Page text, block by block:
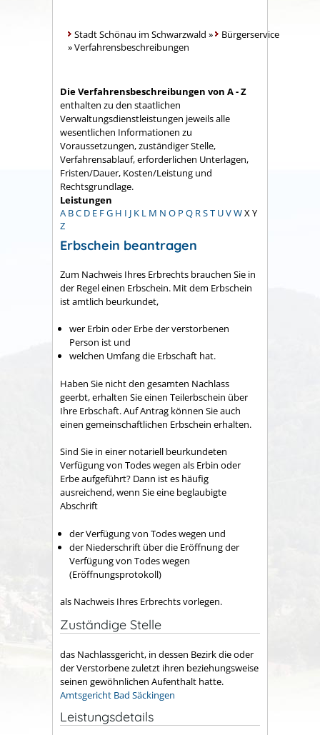
Stadt Schönau im Schwarzwald »
Bürgerservice
»Verfahrensbeschreibungen
Die Verfahrensbeschreibungen von A - Z
enthalten zu den staatlichen
Verwaltungsdienstleistungen jeweils alle
wesentlichen Informationen zu
Voraussetzungen, zuständiger Stelle,
Verfahrensablauf, erforderlichen Unterlagen,
Fristen/Dauer, Kosten/Leistung und
Rechtsgrundlage.
Leistungen
A BC D E FG H I J K L M N O P Q RST UVWX Y
Z
Erbschein beantragen
Zum Nachweis Ihres Erbrechts brauchen Sie in
der Regel einen Erbschein. Mit dem Erbschein
ist amtlich beurkundet,
wer Erbin oder Erbe der verstorbenen
Person ist und
welchen Umfang die Erbschaft hat.
Haben Sie nicht den gesamten Nachlass
geerbt, erhalten Sie einen Teilerbschein über
Ihre Erbschaft. Auf Antrag können Sie auch
einen gemeinschaftlichen Erbschein erhalten.
Sind Sie in einer notariell beurkundeten
Verfügung von Todes wegen als Erbin oder
Erbe aufgeführt? Dann ist es häufig
ausreichend, wenn Sie eine beglaubigte
Abschrift
der Verfügung von Todes wegen und
der Niederschrift über die Eröffnung der
Verfügung von Todes wegen
(Eröffnungsprotokoll)
als Nachweis Ihres Erbrechts vorlegen.
Zuständige Stelle
das Nachlassgericht, in dessen Bezirk die oder
der Verstorbene zuletzt ihren beziehungsweise
seinen gewöhnlichen Aufenthalt hatte.
Amtsgericht Bad Säckingen
Leistungsdetails